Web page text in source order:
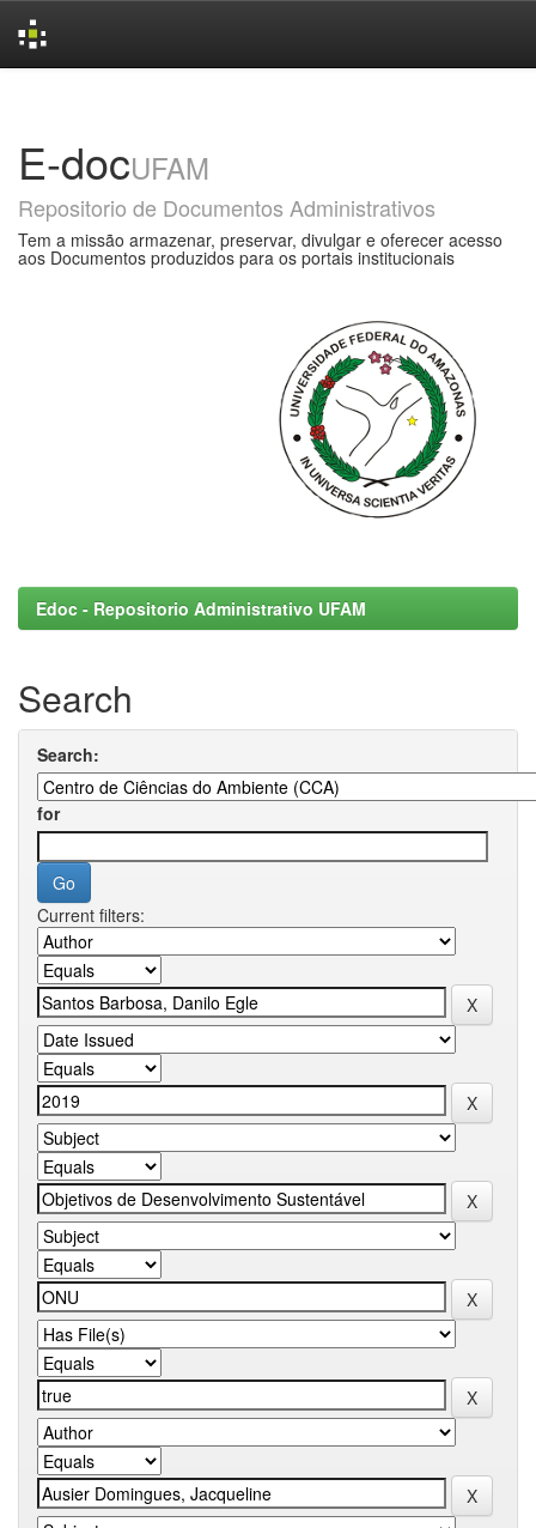
E-docUFAM
Repositorio de Documentos Administrativos
Tem a missão armazenar, preservar, divulgar e oferecer acesso
aos Documentos produzidos para os portais institucionais
Edoc - Repositorio Administrativo UFAM
Search
Search:
for
Current filters: